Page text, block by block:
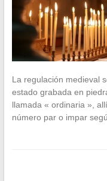
La regulación medieval
estado grabada en
llamada « ordinaria »,
número par o impar